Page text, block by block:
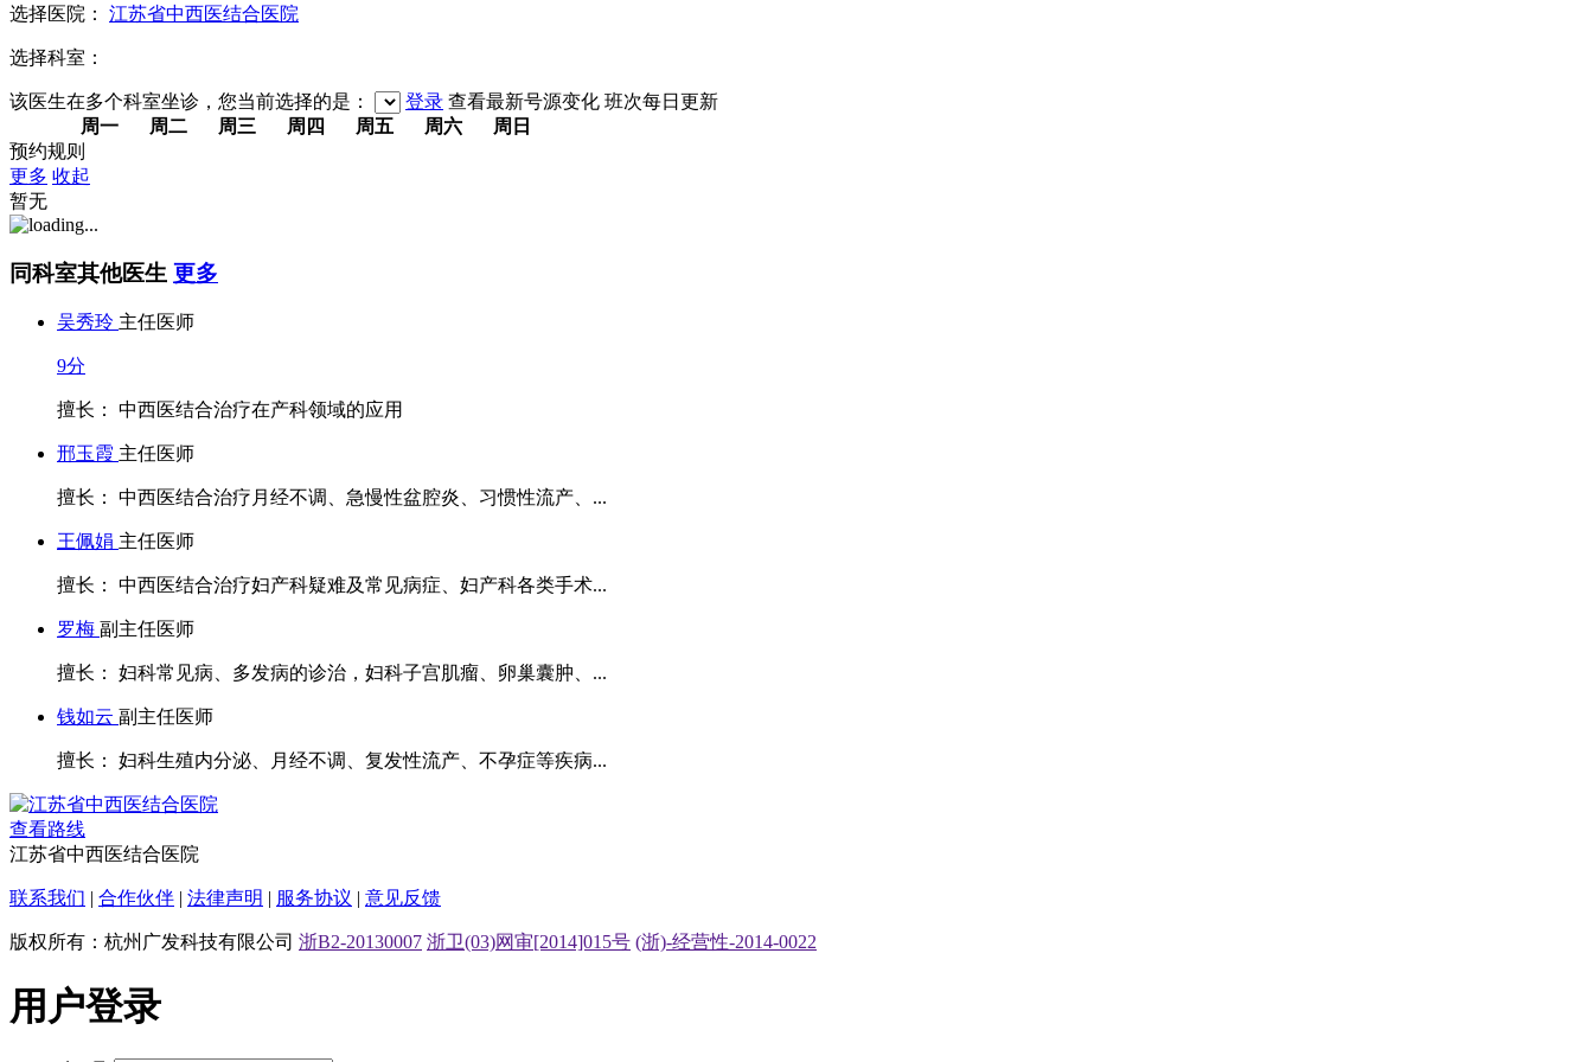
选择医院： 江苏省中西医结合医院
选择科室：
该医生在多个科室坐诊，您当前选择的是： 登录 查看最新号源变化 班次每日 更新
周一
周二 周三 周四 周五 周六
周日
预约规则
更多 收起
暂无
同科室其他医生 更多
吴秀玲 主任医师
9分
擅长： 中西医结合治疗在产科领域的应用
邢玉霞 主任医师
擅长： 中西医结合治疗月经不调、急慢性盆腔炎、习惯性流产、...
王佩娟 主任医师
擅长： 中西医结合治疗妇产科疑难及常见病症、妇产科各类手术...
罗梅 副主任医师
擅长： 妇科常见病、多发病的诊治，妇科子宫肌瘤、卵巢囊肿、...
钱如云 副主任医师
擅长： 妇科生殖内分泌、月经不调、复发性流产、不孕症等疾病...
查看路线
江苏省中西医结合医院
联系我们 | 合作伙伴 | 法律声明 | 服务协议 | 意见反馈
版权所有：杭州广发科技有限公司 浙B2-20130007 浙卫(03)网审[2014]015号 (浙)-经营性-2014-0022
用户登录